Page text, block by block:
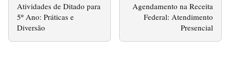
Atividades de Ditado para
5º Ano: Práticas e
Diversão
Agendamento na Receita
Federal: Atendimento
Presencial